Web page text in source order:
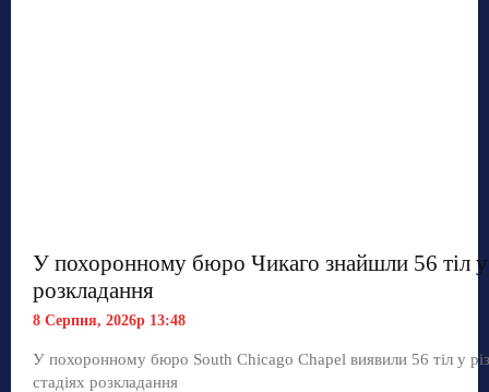
У похоронному бюро Чикаго знайшли 56 тіл у
розкладання
8 Серпня, 2026р 13:48
У похоронному бюро South Chicago Chapel виявили 56 тіл у
стадіях розкладання